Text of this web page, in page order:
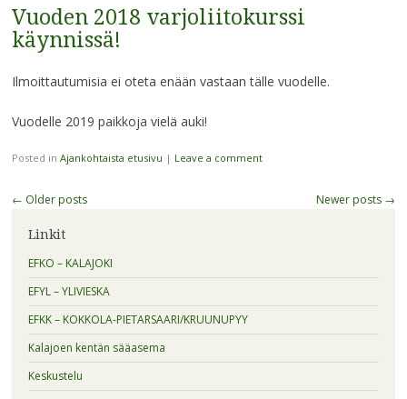
Vuoden 2018 varjoliitokurssi
käynnissä!
Ilmoittautumisia ei oteta enään vastaan tälle vuodelle.
Vuodelle 2019 paikkoja vielä auki!
Posted in Ajankohtaista etusivu | Leave a comment
Post
← Older posts Newer posts →
Linkit
EFKO – KALAJOKI
EFYL – YLIVIESKA
EFKK – KOKKOLA-PIETARSAARI/KRUUNUPYY
Kalajoen kentän sääasema
Keskustelu